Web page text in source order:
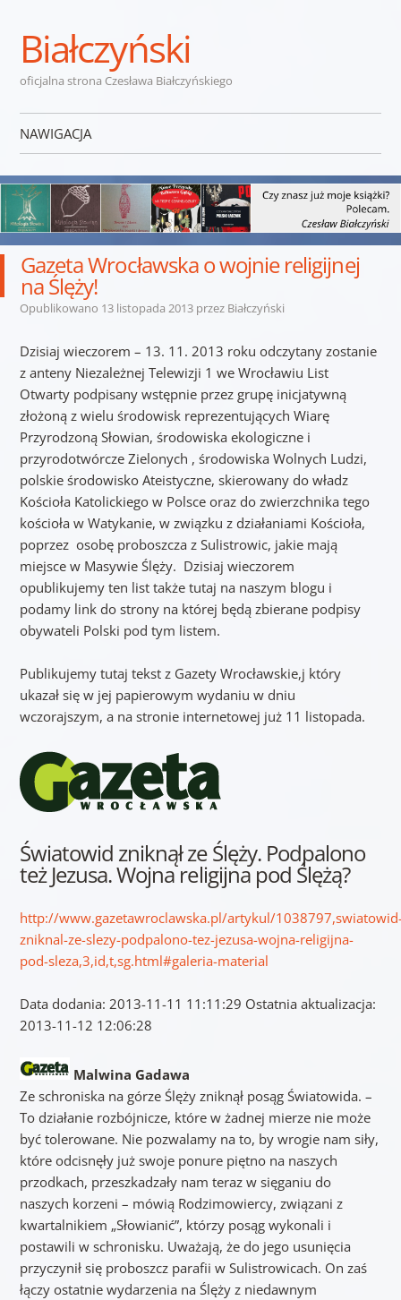
Białczyński
oficjalna strona Czesława Białczyńskiego
NAWIGACJA
Gazeta Wrocławska o wojnie religijnej
na Ślęży!
Opublikowano 13 listopada 2013przez Białczyński
Dzisiaj wieczorem – 13. 11. 2013 roku odczytany zostanie
z anteny Niezależnej Telewizji 1 we Wrocławiu List
Otwarty podpisany wstępnie przez grupę inicjatywną
złożoną z wielu środowisk reprezentujących Wiarę
Przyrodzoną Słowian, środowiska ekologiczne i
przyrodotwórcze Zielonych , środowiska Wolnych Ludzi,
polskie środowisko Ateistyczne, skierowany do władz
Kościoła Katolickiego w Polsce oraz do zwierzchnika tego
kościoła w Watykanie, w związku z działaniami Kościoła,
poprzez osobę proboszcza z Sulistrowic, jakie mają
miejsce w Masywie Ślęży. Dzisiaj wieczorem
opublikujemy ten list także tutaj na naszym blogu i
podamy link do strony na której będą zbierane podpisy
obywateli Polski pod tym listem.
Publikujemy tutaj tekst z Gazety Wrocławskie,j który
ukazał się w jej papierowym wydaniu w dniu
wczorajszym, a na stronie internetowej już 11 listopada.
Światowid zniknął ze Ślęży. Podpalono
też Jezusa. Wojna religijna pod Ślężą?
http://www.gazetawroclawska.pl/artykul/
zniknal-ze-slezy-podpalono-tez-jezusa-wojna-religijna-
pod-sleza,3,id,t,sg.html#galeria-material
Data dodania: 2013-11-11 11:11:29 Ostatnia aktualizacja:
2013-11-12 12:06:28
Malwina Gadawa
Ze schroniska na górze Ślęży zniknął posąg Światowida. –
To działanie rozbójnicze, które w żadnej mierze nie może
być tolerowane. Nie pozwalamy na to, by wrogie nam siły,
które odcisnęły już swoje ponure piętno na naszych
przodkach, przeszkadzały nam teraz w sięganiu do
naszych korzeni – mówią Rodzimowiercy, związani z
kwartalnikiem „Słowianić”, którzy posąg wykonali i
postawili w schronisku. Uważają, że do jego usunięcia
przyczynił się proboszcz parafii w Sulistrowicach. On zaś
łączy ostatnie wydarzenia na Ślęży z niedawnym